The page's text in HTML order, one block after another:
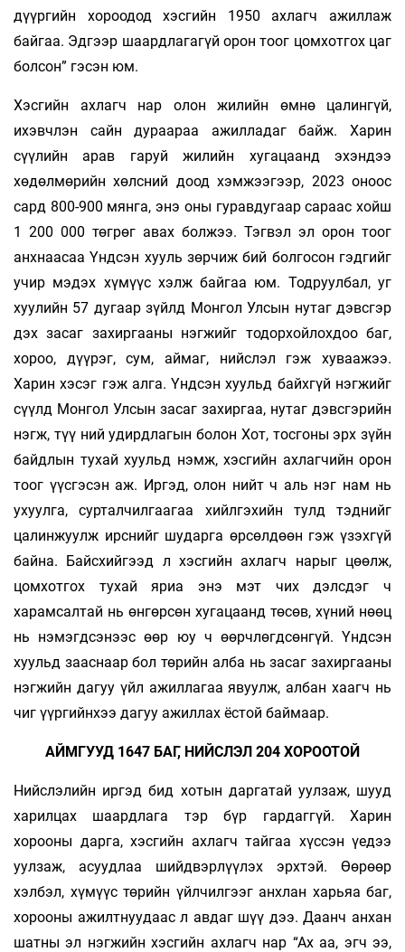
дүүргийн хороодод хэсгийн 1950 ахлагч ажиллаж
байгаа. Эдгээр шаардлагагүй орон тоог цомхотгох цаг
болсон” гэсэн юм.
Хэсгийн ахлагч нар олон жилийн өмнө цалингүй,
ихэвчлэн сайн дураараа ажилладаг байж. Харин
сүүлийн арав гаруй жилийн хугацаанд эхэндээ
хөдөлмөрийн хөлсний доод хэмжээгээр, 2023 оноос
сард 800-900 мянга, энэ оны гуравдугаар сараас хойш
1 200 000 төгрөг авах болжээ. Тэгвэл эл орон тоог
анхнаасаа Үндсэн хууль зөрчиж бий болгосон гэдгийг
учир мэдэх хүмүүс хэлж байгаа юм. Тодруулбал, уг
хуулийн 57 дугаар зүйлд Монгол Улсын нутаг дэвсгэр
дэх засаг захиргааны нэгжийг тодорхойлохдоо баг,
хороо, дүүрэг, сум, аймаг, нийслэл гэж хуваажээ.
Харин хэсэг гэж алга. Үндсэн хуульд байхгүй нэгжийг
сүүлд Монгол Улсын засаг захиргаа, нутаг дэвсгэрийн
нэгж, түү­ ний удирдлагын болон Хот, тосгоны эрх зүйн
байдлын тухай хуульд нэмж, хэсгийн ахлагчийн орон
тоог үүсгэсэн аж. Иргэд, олон нийт ч аль нэг нам нь
ухуулга, сурталчилгаагаа хийлгэхийн тулд тэднийг
цалинжуулж ирснийг шударга өрсөлдөөн гэж үзэхгүй
байна. Байсхийгээд л хэсгийн ахлагч нарыг цөөлж,
цомхотгох тухай яриа энэ мэт чих дэлсдэг ч
харамсалтай нь өнгөрсөн хугацаанд төсөв, хүний нөөц
нь нэмэгдсэнээс өөр юу ч өөрчлөгдсөнгүй. Үндсэн
хуульд зааснаар бол төрийн алба нь за­­саг захиргааны
нэгжийн дагуу үйл ажиллагаа явуулж, албан хаагч нь
чиг үүргийнхээ дагуу ажиллах ёстой баймаар.
АЙМГУУД 1647 БАГ, НИЙСЛЭЛ 204 ХОРООТОЙ
Нийслэлийн иргэд бид хотын даргатай уулзаж, шууд
харилцах шаардлага тэр бүр гардаггүй. Харин
хорооны дарга, хэсгийн ахлагч­ тайгаа хүссэн үедээ
уулзаж, асуудлаа шийдвэрлүүлэх эрхтэй. Өөрөөр
хэлбэл, хүмүүс төрийн үйлчилгээг анхлан харьяа баг,
хорооны ажилтнуудаас л авдаг шүү дээ. Даанч анхан
шатны эл нэгжийн хэсгийн ахлагч нар “Ах аа, эгч ээ,